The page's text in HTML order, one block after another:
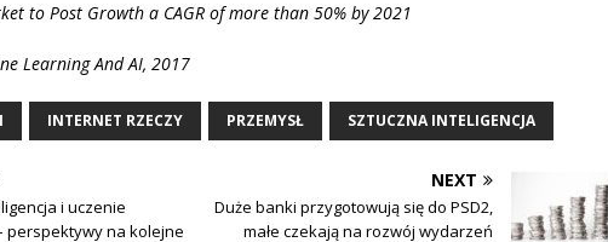
to Post Growth a CAGR of more than 50% by 2021
Learning And AI, 2017
INTERNET RZECZY PRZEMYSŁ SZTUCZNA INTELIGENCJA
i uczenie
perspektywy na kolejne
NEXT
Duże banki przygotowują się do PSD2,
małe czekają na rozwój wydarzeń